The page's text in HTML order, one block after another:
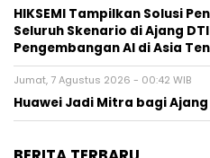
HIKSEMI Tampilkan Solusi
Seluruh Skenario di Ajang
Pengembangan AI di Asia
Jumat, 7 Agustus 2026 - 00:42 WIB
Huawei Jadi Mitra bagi Ajang